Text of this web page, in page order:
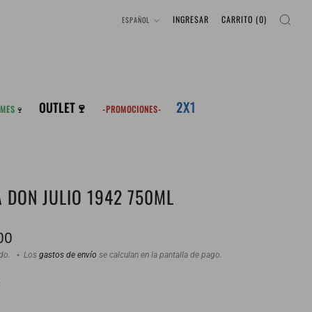
🍷 OUTLET🍷 -PROMOCIONES- 2X1
IDIOMA
ESPAÑOL INGRESAR CARRITO (0)
DON JULIO 1942 750ML
Losgastos de envío se calculan en la pantalla de pago.